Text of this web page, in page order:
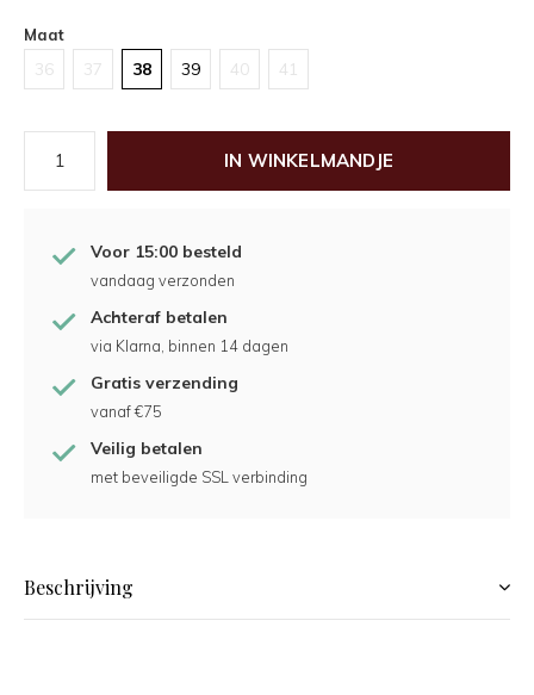
Maat
36 37 38 39 40 41
IN WINKELMANDJE
Voor 15:00 besteld
vandaag verzonden
Achteraf betalen
via Klarna, binnen 14 dagen
Gratis verzending
vanaf €75
Veilig betalen
met beveiligde SSL verbinding
Beschrijving